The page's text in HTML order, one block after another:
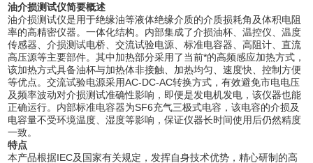
油介损测试仪简要概述
油介损测试仪是用于绝缘油等液体绝缘介质的介质损耗角及体积电阻
率的高精密仪器。一体化结构。内部集成了介损油杯、温控仪、温度
传感器、介损测试电桥、交流试验电源、标准电容器、高阻计、直流
高压源等主要部件。其中加热部分采用了当前*的高频感应加热方式，
该加热方式具备油杯与加热体非接触、加热均匀、速度快、控制方便
等优点。交流试验电源采用AC-DC-AC转换方式，有效避免市电电压
及频率波动对介损测试准确性影响，即便是发电机发电，该仪器也能
正确运行。内部标准电容器为SF6充气三极式电容，该电容的介损及
电容量不受环境温度、湿度等影响，保证仪器长时间使用后仍然精度
一致。
特点
本产品根据IEC及国家有关规定，发挥自身技术优势，精心研制的高